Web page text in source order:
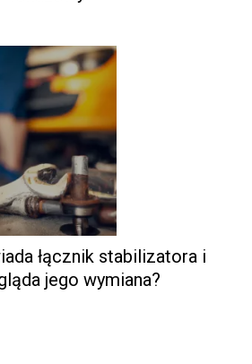
łącznik stabilizatora i
jego wymiana?